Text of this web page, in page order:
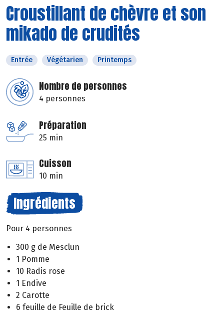
Croustillant de chèvre et son
mikado de crudités
Entrée Végétarien Printemps
Nombre de personnes
4 personnes
Préparation
25 min
Cuisson
10 min
Ingrédients
Pour 4 personnes
300 g de Mesclun
1 Pomme
10 Radis rose
1 Endive
2 Carotte
6 feuille de Feuille de brick